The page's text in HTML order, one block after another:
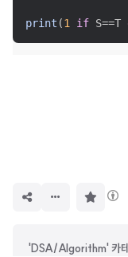
print (1 if S==T
'DSA/Algorithm' 카